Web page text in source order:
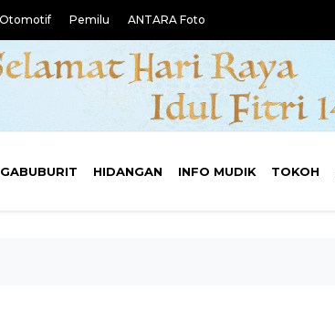
Otomotif Pemilu ANTARA Foto
HIDANGAN INFO MUDIK TOKOH